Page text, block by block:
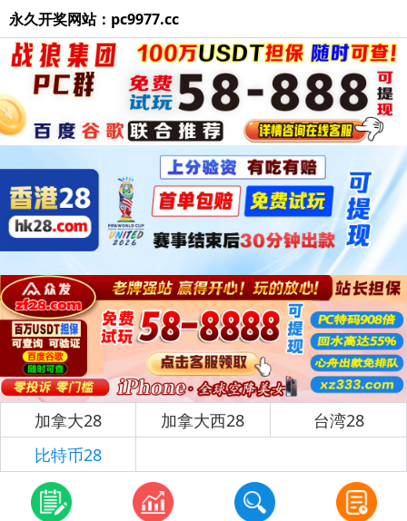
永久开奖网站：pc9977.cc
加拿大28 加拿大西28
台湾28
比特币28